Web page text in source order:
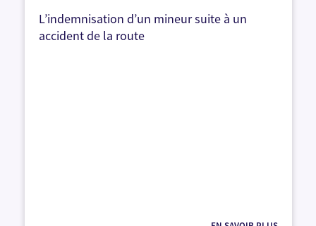
L’indemnisation d’un mineur suite à un
accident de la route